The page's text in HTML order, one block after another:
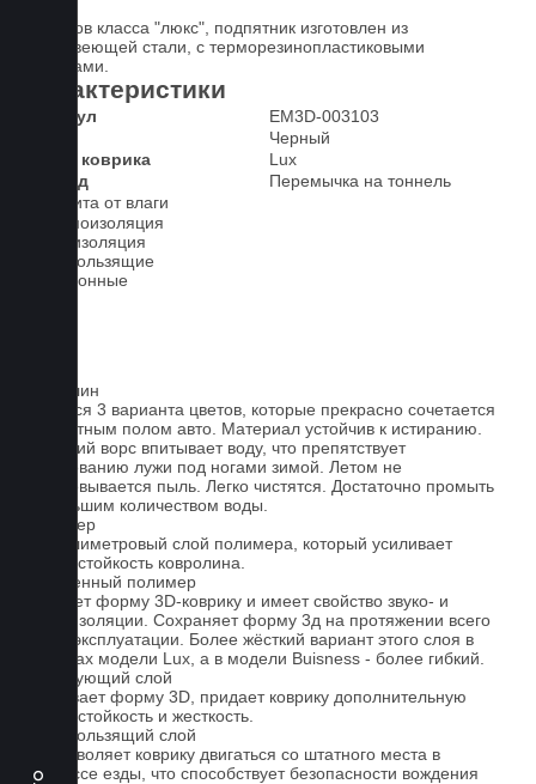
У ковров класса "люкс", подпятник изготовлен из
нержавеющей стали, с терморезинопластиковыми
вставками.
Характеристики
Артикул
EM3D-003103
Черный
Класс коврика
Lux
2-й ряд
Перемычка на тоннель
Защита от влаги
Шумоизоляция
Теплоизоляция
Антискользящие
Всесезонные
Ковролин
Имеется 3 варианта цветов, которые прекрасно сочетается
со штатным полом авто. Материал устойчив к истиранию.
Короткий ворс впитывает воду, что препятствует
образованию лужи под ногами зимой. Летом не
образовывается пыль. Легко чистятся. Достаточно промыть
небольшим количеством воды.
Полимер
1-миллиметровый слой полимера, который усиливает
износостойкость ковролина.
Вспененный полимер
Придает форму 3D-коврику и имеет свойство звуко- и
теплоизоляции. Сохраняет форму 3д на протяжении всего
срока эксплуатации. Более жёсткий вариант этого слоя в
ковриках модели Lux, а в модели Buisness - более гибкий.
Армирующий слой
Усиливает форму 3D, придает коврику дополнительную
износостойкость и жесткость.
Антискользящий слой
Не позволяет коврику двигаться со штатного места в
процессе езды, что способствует безопасности вождения